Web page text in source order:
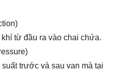
từ đầu ra vào chai chứa.
trước và sau van mà tại